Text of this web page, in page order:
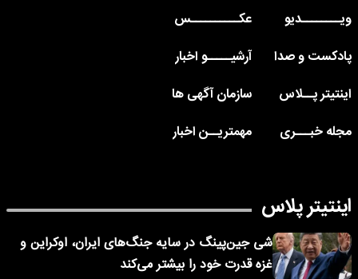
ویــــــــدیو
عکــــــــــس
پادکست و صدا
آرشیـــــو اخبار
اینتیتر پــلاس
سازمان آگهی ها
مجله خبـــری
مهمتریــن اخبار
اینتیتر پلاس
شی جین‌پینگ در سایه جنگ‌های ایران، اوکراین و
غزه قدرت خود را بیشتر می‌کند